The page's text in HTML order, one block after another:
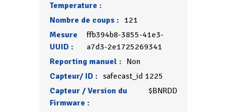
Temperature :
Nombre de coups : 121
Mesure
UUID :
ffb394b8-3855-41e3-
a7d3-2e1725269341
Reporting manuel : Non
Capteur/ ID : safecast_id 1225
Capteur / Version du
Firmware :
$BNRDD